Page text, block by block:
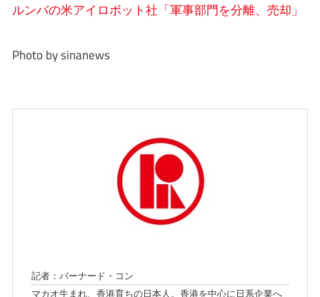
ルンバの米アイロボット社「軍事部門を分離、売却」
Photo by sinanews
記者：バーナード・コン
マカオ生まれ、香港育ちの日本人。香港を中心に日系企業へ